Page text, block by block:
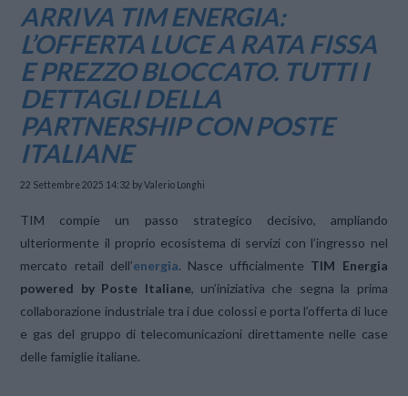
ARRIVA TIM ENERGIA:
L’OFFERTA LUCE A RATA FISSA
E PREZZO BLOCCATO. TUTTI I
DETTAGLI DELLA
PARTNERSHIP CON POSTE
ITALIANE
22 Settembre 2025 14:32 by Valerio Longhi
TIM compie un passo strategico decisivo, ampliando
ulteriormente il proprio ecosistema di servizi con l’ingresso nel
mercato retail dell’energia. Nasce ufficialmente TIM Energia
powered by Poste Italiane, un’iniziativa che segna la prima
collaborazione industriale tra i due colossi e porta l’offerta di luce
e gas del gruppo di telecomunicazioni direttamente nelle case
delle famiglie italiane.